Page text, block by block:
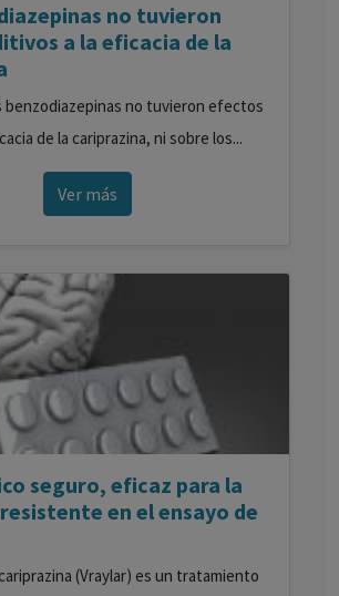
no tuvieron
a la eficacia de la
benzodiazepinas no tuvieron efectos
de la cariprazina, ni sobre los...
Ver más
seguro, eficaz para la
en el ensayo de
cariprazina (Vraylar) es un tratamiento